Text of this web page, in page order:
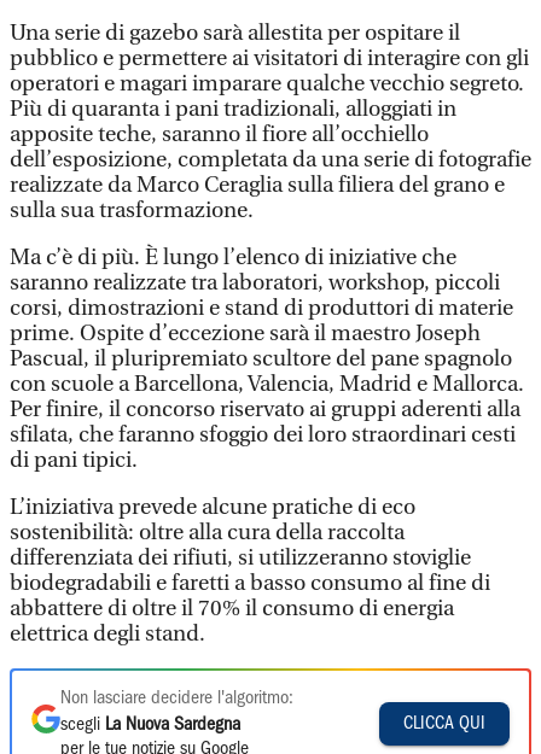
Una serie di gazebo sarà allestita per ospitare il
pubblico e permettere ai visitatori di interagire con gli
operatori e magari imparare qualche vecchio segreto.
Più di quaranta i pani tradizionali, alloggiati in
apposite teche, saranno il fiore all’occhiello
dell’esposizione, completata da una serie di fotografie
realizzate da Marco Ceraglia sulla filiera del grano e
sulla sua trasformazione.
Ma c’è di più. È lungo l’elenco di iniziative che
saranno realizzate tra laboratori, workshop, piccoli
corsi, dimostrazioni e stand di produttori di materie
prime. Ospite d’eccezione sarà il maestro Joseph
Pascual, il pluripremiato scultore del pane spagnolo
con scuole a Barcellona, Valencia, Madrid e Mallorca.
Per finire, il concorso riservato ai gruppi aderenti alla
sfilata, che faranno sfoggio dei loro straordinari cesti
di pani tipici.
L’iniziativa prevede alcune pratiche di eco
sostenibilità: oltre alla cura della raccolta
differenziata dei rifiuti, si utilizzeranno stoviglie
biodegradabili e faretti a basso consumo al fine di
abbattere di oltre il 70% il consumo di energia
elettrica degli stand.
Non lasciare decidere l'algoritmo:
scegli La Nuova Sardegna
per le tue notizie su Google
CLICCA QUI